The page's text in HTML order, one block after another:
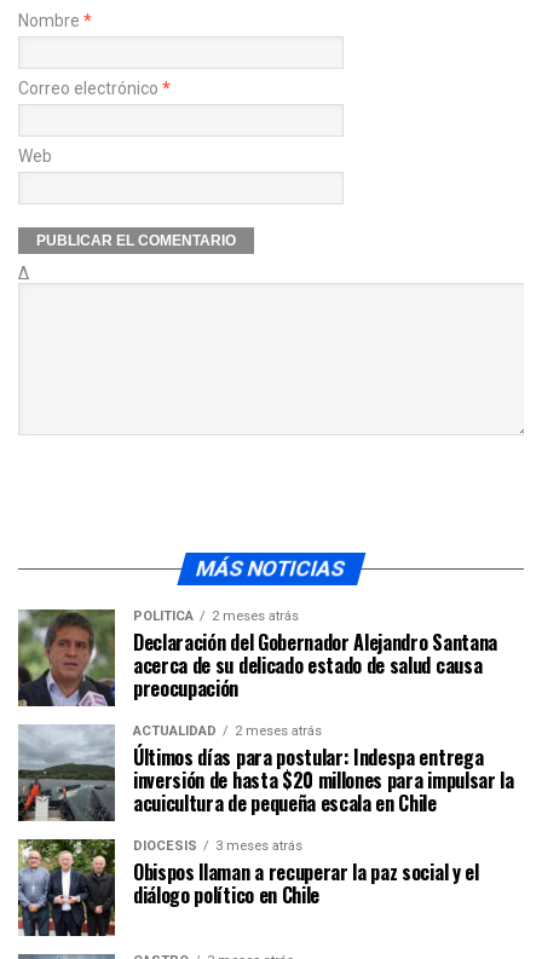
Nombre *
Correo electrónico *
Web
Δ
MÁS NOTICIAS
POLÍTICA 2 meses atrás
Declaración del Gobernador Alejandro Santana
acerca de su delicado estado de salud causa
preocupación
ACTUALIDAD 2 meses atrás
Últimos días para postular: Indespa entrega
inversión de hasta $20 millones para impulsar la
acuicultura de pequeña escala en Chile
DIÓCESIS 3 meses atrás
Obispos llaman a recuperar la paz social y el
diálogo político en Chile